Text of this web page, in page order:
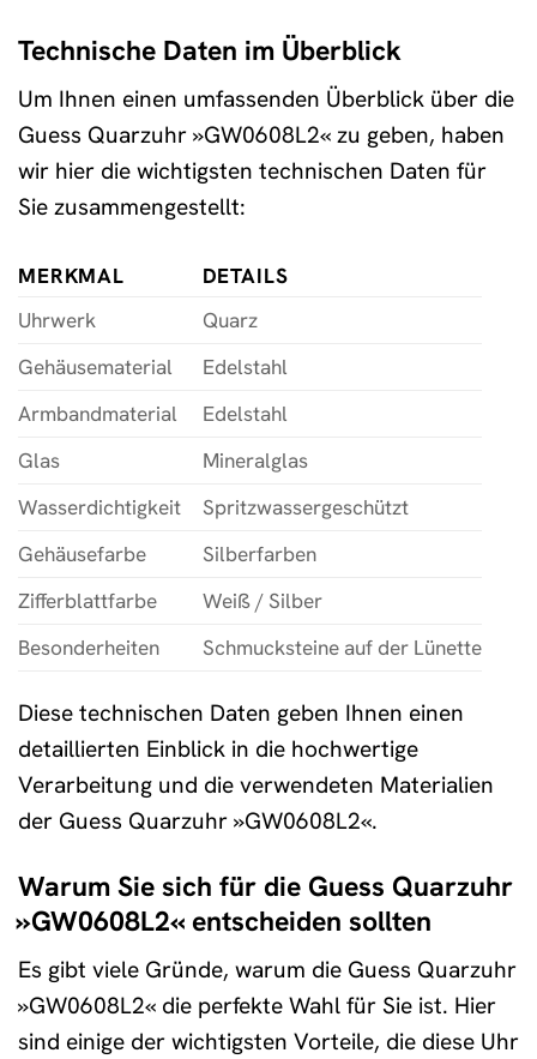
Technische Daten im Überblick
Um Ihnen einen umfassenden Überblick über die
Guess Quarzuhr »GW0608L2« zu geben, haben
wir hier die wichtigsten technischen Daten für
Sie zusammengestellt:
MERKMAL
DETAILS
Uhrwerk
Quarz
Gehäusematerial
Edelstahl
Armbandmaterial
Edelstahl
Glas
Mineralglas
Wasserdichtigkeit
Spritzwassergeschützt
Gehäusefarbe
Silberfarben
Zifferblattfarbe
Weiß / Silber
Besonderheiten
Schmucksteine auf der Lünette
Diese technischen Daten geben Ihnen einen
detaillierten Einblick in die hochwertige
Verarbeitung und die verwendeten Materialien
der Guess Quarzuhr »GW0608L2«.
Warum Sie sich für die Guess Quarzuhr
»GW0608L2« entscheiden sollten
Es gibt viele Gründe, warum die Guess Quarzuhr
»GW0608L2« die perfekte Wahl für Sie ist. Hier
sind einige der wichtigsten Vorteile, die diese Uhr